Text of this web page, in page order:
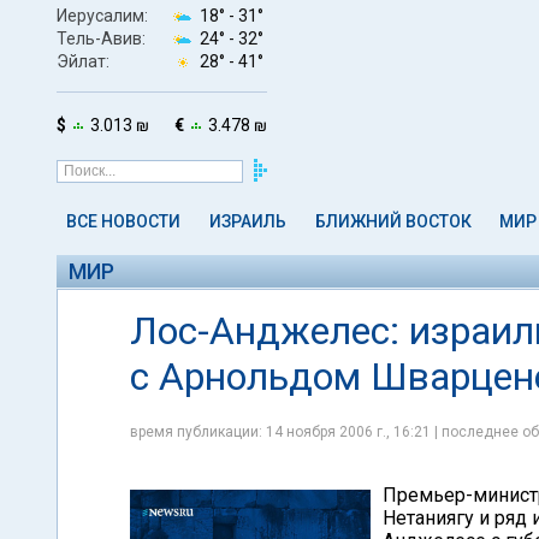
Иерусалим: 18° - 31°
Тель-Авив:
24° - 32°
Эйлат:
28° - 41°
$ 3.013 ₪ € 3.478 ₪
ВСЕ НОВОСТИ ИЗРАИЛЬ БЛИЖНИЙ ВОСТОК МИР
МИР
Лос-Анджелес:
с Арнольдом
время публикации: 14 ноября 2006 г., 16:21 | последнее
Премьер-
Нетаниягу и ряд